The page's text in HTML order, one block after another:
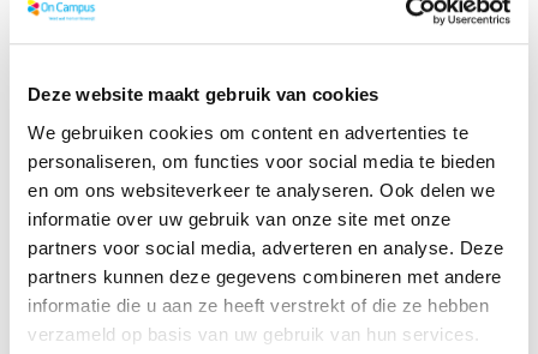
Deze website maakt gebruik van cookies
We gebruiken cookies om content en advertenties te
personaliseren, om functies voor social media te bieden
en om ons websiteverkeer te analyseren. Ook delen we
informatie over uw gebruik van onze site met onze
partners voor social media, adverteren en analyse. Deze
partners kunnen deze gegevens combineren met andere
informatie die u aan ze heeft verstrekt of die ze hebben
verzameld op basis van uw gebruik van hun services.
Pakketinhoud
Complete materialen: Het pakket bevat alle benodigde